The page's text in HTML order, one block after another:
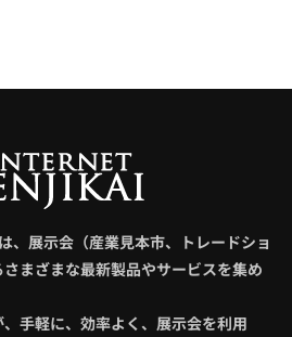
、展示会（産業見本市、トレードショ
まざまな最新製品やサービスを集め
手軽に、効率よく、展示会を利用